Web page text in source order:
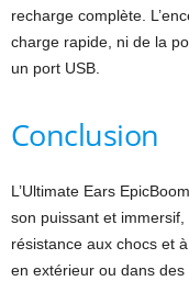
recharge complète.
charge rapide, ni de la
un port USB.
Conclusion
L’Ultimate Ears
son puissant et
résistance aux chocs et
en extérieur ou dans des